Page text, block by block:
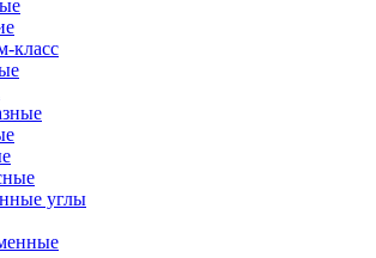
класс
углы